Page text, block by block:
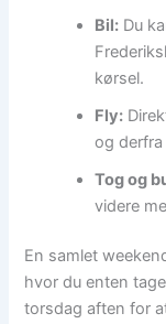
Bil: Du
kørsel.
Fly:
og derfra
Tog og
videre
En samlet
hvor du enten
torsdag aften for